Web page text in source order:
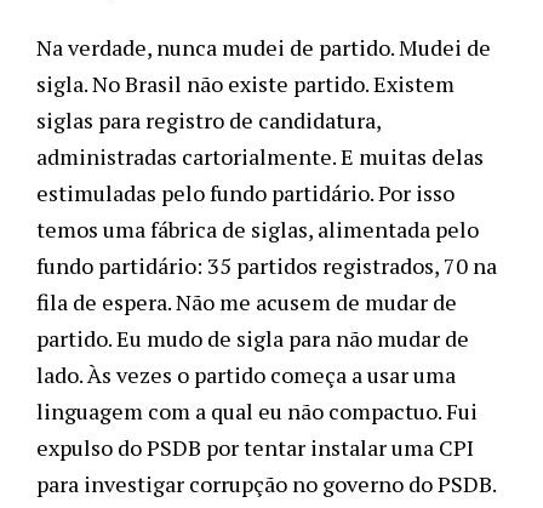
Na verdade, nunca mudei de partido. Mudei de
sigla. No Brasil não existe partido. Existem
siglas para registro de candidatura,
administradas cartorialmente. E muitas delas
estimuladas pelo fundo partidário. Por isso
temos uma fábrica de siglas, alimentada pelo
fundo partidário: 35 partidos registrados, 70 na
fila de espera. Não me acusem de mudar de
partido. Eu mudo de sigla para não mudar de
lado. Às vezes o partido começa a usar uma
linguagem com a qual eu não compactuo. Fui
expulso do PSDB por tentar instalar uma CPI
para investigar corrupção no governo do PSDB.